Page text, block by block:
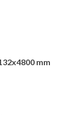
mm